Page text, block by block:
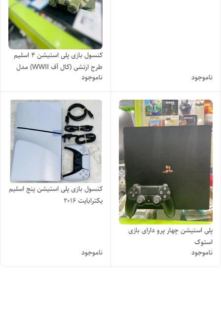
ناموجود
کنسول بازی پلی استیشن 4 اسلیم
طرح ارتشی (کال آف WWII) مدل
(Playstation 4 Slim 1TB -
CODWWII Bundle) ارتشی ،
ظرفیت 1 ترابایت کپی خور
ناموجود
پلی استیشن چهار پرو دارای بازی
استوک
ناموجود
کنسول بازی پلی استیشن پنج اسلیم
یکترابایت 2016
ناموجود